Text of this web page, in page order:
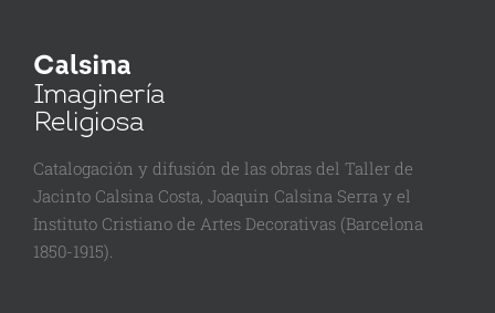
Catalogación y difusión de las obras del Taller de
Jacinto Calsina Costa, Joaquin Calsina Serra y el
Instituto Cristiano de Artes Decorativas (Barcelona
1850-1915).